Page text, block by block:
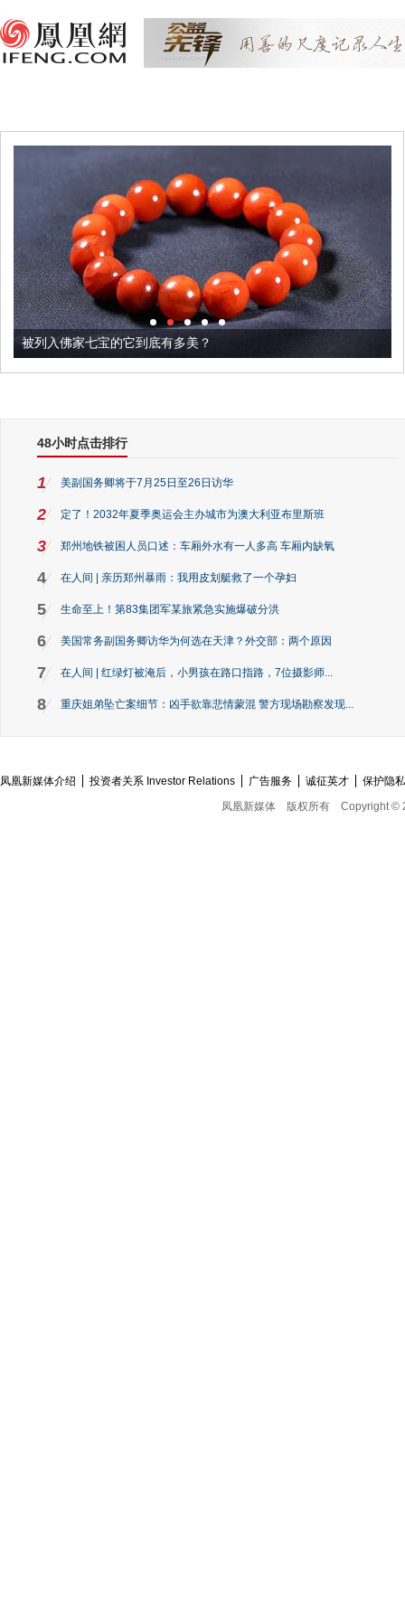
被列入佛家七宝的它到底有多美？
48小时点击排行
1 美副国务卿将于7月25日至26日访华
2 定了！2032年夏季奥运会主办城市为澳大利亚布里斯班
3 郑州地铁被困人员口述：车厢外水有一人多高 车厢内缺氧
4 在人间 | 亲历郑州暴雨：我用皮划艇救了一个孕妇
5 生命至上！第83集团军某旅紧急实施爆破分洪
6 美国常务副国务卿访华为何选在天津？外交部：两个原因
7 在人间 | 红绿灯被淹后，小男孩在路口指路，7位摄影师...
8 重庆姐弟坠亡案细节：凶手欲靠悲情蒙混 警方现场勘察发现...
凤凰新媒体介绍 投资者关系 Investor Relations 广告服务 诚征英才
保护隐
凤凰新媒体
版权所有 Copyright ©